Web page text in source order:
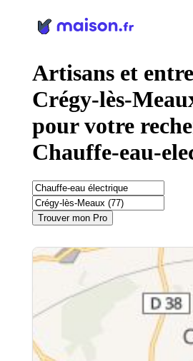
Artisans et
Crégy-lès-
pour votre
Chauffe-eau-
Trouver mon Pro